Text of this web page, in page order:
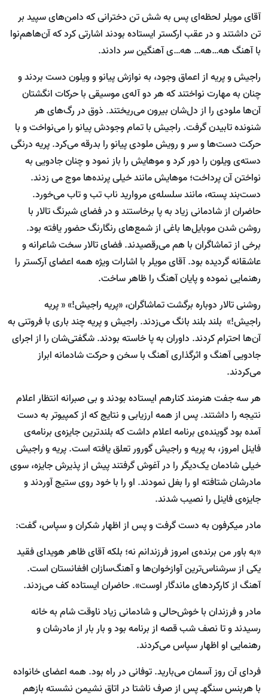
آقای مویلر لحظه‌ای پس به شش تن دخترانی که دامن‌های سپید بر
تن داشتند و در عقب ارکستر ایستاده بودند اشارتی کرد که آن‌هاهم‌نوا
با آهنگ هه…هه… هه…ی آهنگین سر دادند.
راجیش و پریه از اعماق وجود، به نوازش پیانو و ویلون دست بردند و
چنان به مهارت نواختند که هر دو آله‌ی موسیقی با حرکات انگشتان
آن‌ها ملودی را از دل‌شان بیرون می‌ریختند. ذوق در رگ‌های هر
شنونده تابیدن گرفت. راجیش با تمام وجودش پیانو را می‌نواخت و با
حرکت دست‌ها و سر و رویش ملودی پیانو را بدرقه می‌کرد. پریه درنگی
دسته‌ی ویلون را دور کرد و موهایش را باز نمود و چنان جادویی به
نواختن آن پرداخت؛ موهایش مانند خیلی پرنده‌ها موج می زدند.
دست‌بند پسته، مانند سلسله‌ی مروارید ناب تب و تاب می‌خورد.
حاضران از شادمانی زیاد به پا برخاستند و در فضای شبرنگ تالار با
روشن شدن موبایل‌ها باغی از شمع‌های رنگارنگ حضور یافته بود.
برخی از تماشاگران با هم می‌رقصیدند. فضای تالار سخت شاعرانه و
عاشقانه گردیده بود. آقای مویلر با اشارات ویژه همه اعضای آرکستر را
رهنمایی نموده و پایان آهنگ را ظاهر ساخت.
روشنی تالار دوباره برگشت تماشاگران، «پریه راجیش!» « پریه
راجیش!» بلند بلند بانگ می‌زدند. راجیش و پریه چند باری با فروتنی به
آن‌ها احترام کردند. داوران به پا خاسته بودند. شگفتی‌شان را از اجرای
جادویی آهنگ و اثرگذاری آهنگ با سخن و حرکت شادمانه ابراز
می‌کردند.
هر سه جفت هنرمند کنارهم ایستاده بودند و بی صبرانه انتظار اعلام
نتیجه را داشتند. پس از همه ارزیابی و نتایج که از کمپیوتر به دست
آمده بود گوینده‌ی برنامه اعلام داشت که بلندترین جایزه‌ی برنامه‌ی
فاینل امروز، به پریه و راجیش گورور تعلق یافته است. پریه و راجیش
خیلی شادمان یک‌دیگر را در آغوش گرفتند پیش از پذیرش جایزه، سوی
مادرشان شتافته او را بغل نمودند. او را با خود روی ستیج آوردند و
جایزه‌ی فاینل را نصیب شدند.
مادر میکرفون به دست گرفت و پس از اظهار شکران و سپاس، گفت:
«به باور من برنده‌ی امروز فرزندانم نه؛ بلکه آقای ظاهر هویدای فقید
یکی از سرشناس‌ترین آوازخوان‌ها و آهنگ‌سازان افغانستان است.
آهنگ از کارکرد‌های ماندگار اوست». حاضران ایستاده کف می‌زدند.
مادر و فرزندان با خوش‌حالی و شادمانی زیاد ناوقت شام به خانه
رسیدند و تا نصف شب قصه از برنامه بود و بار بار از مادرشان و
رهنمایی او اظهار سپاس می‌کردند.
فردای آن روز آسمان می‌بارید. توفانی در راه بود. همه اعضای خانواده
با هربنس سنگهـ پس از صرف ناشتا در اتاق نشیمن نشسته بازهم